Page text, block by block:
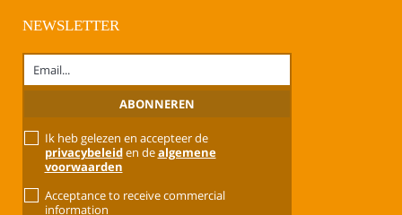
NEWSLETTER
Ik heb gelezen en accepteer de
privacybeleiden dealgemene
voorwaarden
Acceptance to receive commercial
information